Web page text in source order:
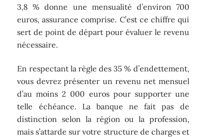
3,8 % donne une mensualité d’environ 700
euros, assurance comprise. C’est ce chiffre qui
sert de point de départ pour évaluer le revenu
nécessaire.
En respectant la règle des 35 % d’endettement,
vous devrez présenter un revenu net mensuel
d’au moins 2 000 euros pour supporter une
telle échéance. La banque ne fait pas de
distinction selon la région ou la profession,
mais s’attarde sur votre structure de charges et